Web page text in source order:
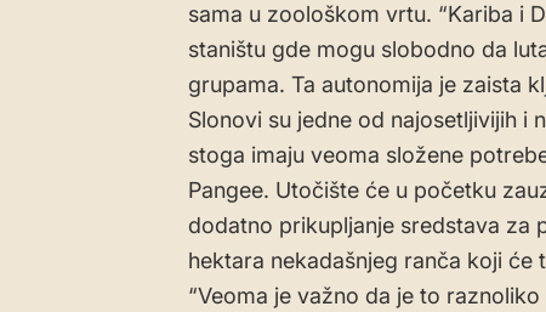
sama u zoološkom vrtu. “Kariba i
staništu gde mogu slobodno da
grupama. Ta autonomija je zaista
Slonovi su jedne od najosetljivijih i
stoga imaju veoma složene
Pangee. Utočište će u početku
dodatno prikupljanje sredstava za
hektara nekadašnjeg ranča koji
“Veoma je važno da je to